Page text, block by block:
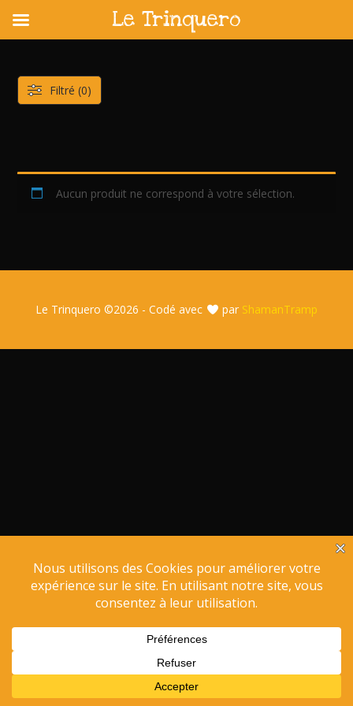
content
Aucun produit ne correspond à votre sélection.
Filtré (0)
Le Trinquero ©2026 - Codé avec par ShamanTramp
Le Trinquero